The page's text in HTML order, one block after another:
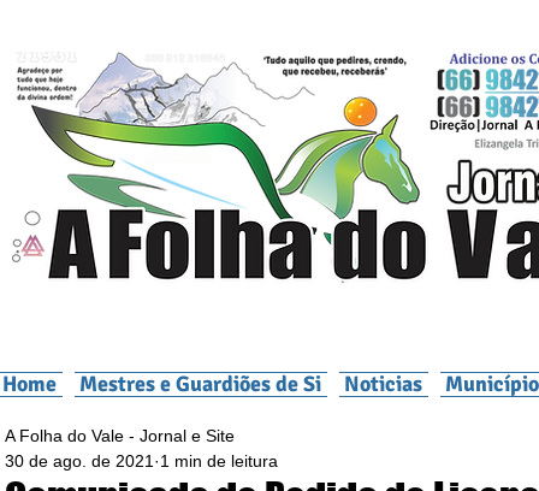
Home Mestres e Guardiões de Si Noticias
A Folha do Vale - Jornal e Site
30 de ago. de 2021 1 min de leitura